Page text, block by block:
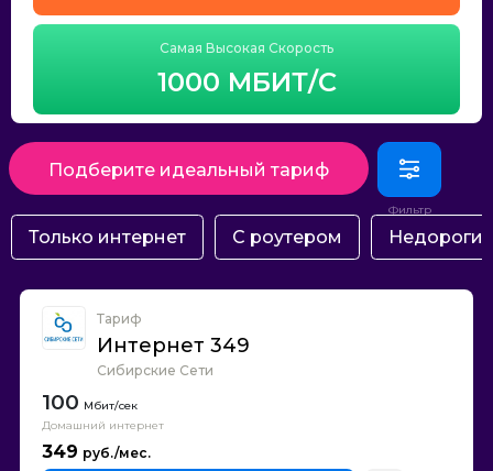
Самая Высокая Скорость
1000 МБИТ/С
Подберите идеальный тариф
Только интернет С роутером Недорогие
Тариф
Интернет 349
Сибирские Сети
100
Домашний интернет
349